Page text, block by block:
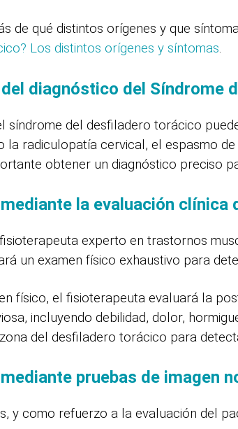
de qué distintos orígenes y que
Los distintos orígenes y síntomas.
diagnóstico del Síndrome
síndrome del desfiladero torácico
la radiculopatía cervical, el espasmo
obtener un diagnóstico preciso
la evaluación clínica
experto en trastornos
un examen físico exhaustivo para
físico, el fisioterapeuta evaluará la
incluyendo debilidad, dolor,
del desfiladero torácico para
pruebas de imagen
y como refuerzo a la evaluación del